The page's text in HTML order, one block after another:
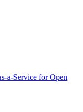
a-Service for Open